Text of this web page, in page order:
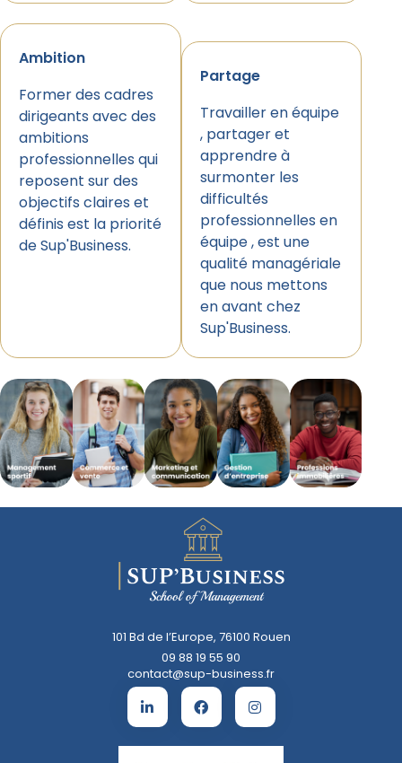
Ambition
Former des cadres
dirigeants avec des
ambitions
professionnelles qui
reposent sur des
objectifs claires et
définis est la priorité
de Sup'Business.
Partage
Travailler en équipe
, partager et
apprendre à
surmonter les
difficultés
professionnelles en
équipe , est une
qualité managériale
que nous mettons
en avant chez
Sup'Business.
101 Bd de l’Europe, 76100 Rouen
09 88 19 55 90
contact@sup-business.fr